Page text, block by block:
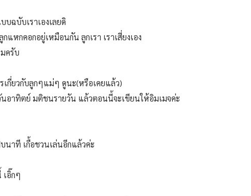
ฉบับเราเองเลยดิ
แหกคอกอยู่เหมือนกัน ลูกเรา เราเสี่ยงเอง
ครับ
เกี่ยวกับลูกๆแม่ๆ ดูนะ(หรือเคยแล้ว)
อาทิตย์ มติชนรายวัน แล้วตอนนี้จะเขียนให้อิมเมจค่ะ
นาที เกื้อชวนเล่นอีกแล้วค่ะ
เอิ๊กๆ